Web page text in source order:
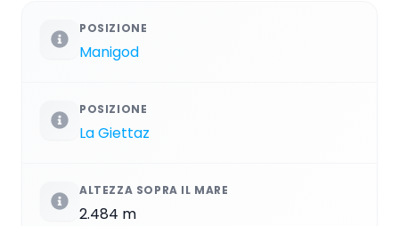
POSIZIONE
Manigod
POSIZIONE
La Giettaz
ALTEZZA SOPRA IL MARE
2.484 m